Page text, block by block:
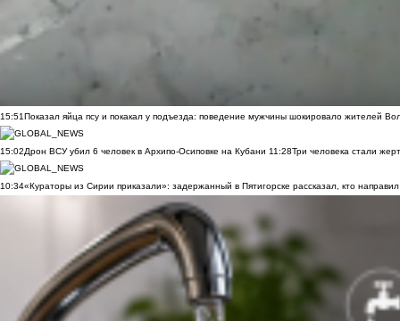
15:51Показал яйца псу и покакал у подъезда: поведение мужчины шокировало жителей
15:02Дрон ВСУ убил 6 человек в Архипо-Осиповке на Кубани 11:28Три человека стали
10:34«Кураторы из Сирии приказали»: задержанный в Пятигорске рассказал, кто направил